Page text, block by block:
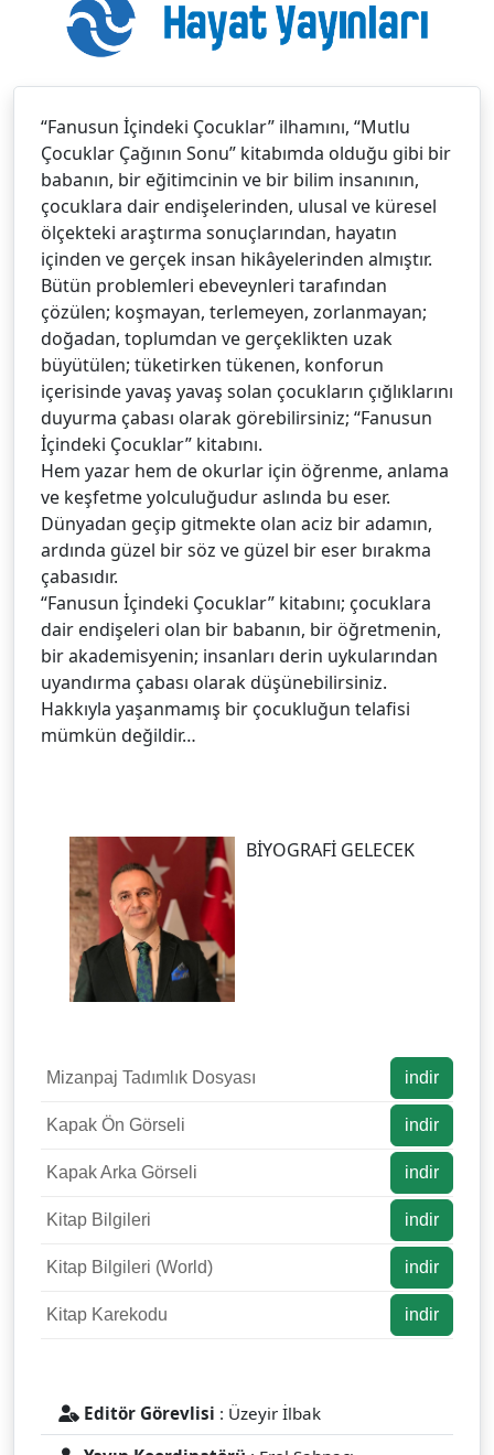
“Fanusun İçindeki Çocuklar” ilhamını, “Mutlu
Çocuklar Çağının Sonu” kitabımda olduğu gibi bir
babanın, bir eğitimcinin ve bir bilim insanının,
çocuklara dair endişelerinden, ulusal ve küresel
ölçekteki araştırma sonuçlarından, hayatın
içinden ve gerçek insan hikâyelerinden almıştır.
Bütün problemleri ebeveynleri tarafından
çözülen; koşmayan, terlemeyen, zorlanmayan;
doğadan, toplumdan ve gerçeklikten uzak
büyütülen; tüketirken tükenen, konforun
içerisinde yavaş yavaş solan çocukların çığlıklarını
duyurma çabası olarak görebilirsiniz; “Fanusun
İçindeki Çocuklar” kitabını.
Hem yazar hem de okurlar için öğrenme, anlama
ve keşfetme yolculuğudur aslında bu eser.
Dünyadan geçip gitmekte olan aciz bir adamın,
ardında güzel bir söz ve güzel bir eser bırakma
çabasıdır.
“Fanusun İçindeki Çocuklar” kitabını; çocuklara
dair endişeleri olan bir babanın, bir öğretmenin,
bir akademisyenin; insanları derin uykularından
uyandırma çabası olarak düşünebilirsiniz.
Hakkıyla yaşanmamış bir çocukluğun telafisi
mümkün değildir…
BİYOGRAFİ GELECEK
Mizanpaj Tadımlık Dosyası indir
Kapak Ön Görseli indir
Kapak Arka Görseli indir
Kitap Bilgileri indir
Kitap Bilgileri (World) indir
Kitap Karekodu indir
Editör Görevlisi : Üzeyir İlbak